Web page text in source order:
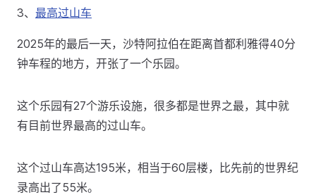
3、 最高过山车
2025年的最后一天，沙特阿拉伯在距离首都利雅得40分
钟车程的地方，开张了一个乐园。
这个乐园有27个游乐设施，很多都是世界之最，其中就
有目前世界最高的过山车。
这个过山车高达195米，相当于60层楼，比先前的世界纪
录高出了55米。